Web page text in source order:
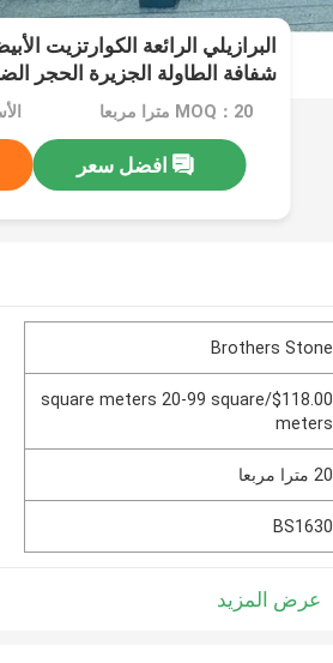
البرازيلي الرائعة الكوارتزيت
شفافة الطاولة الجزيرة الحجر
شفرة للفلل الفنادق
MOQ：20 مترا مربعا
افضل سعر
Brothers Stone
$118.00/square meters 20-99 square
meters
20 مترا مربعا
BS1630
عرض المزيد